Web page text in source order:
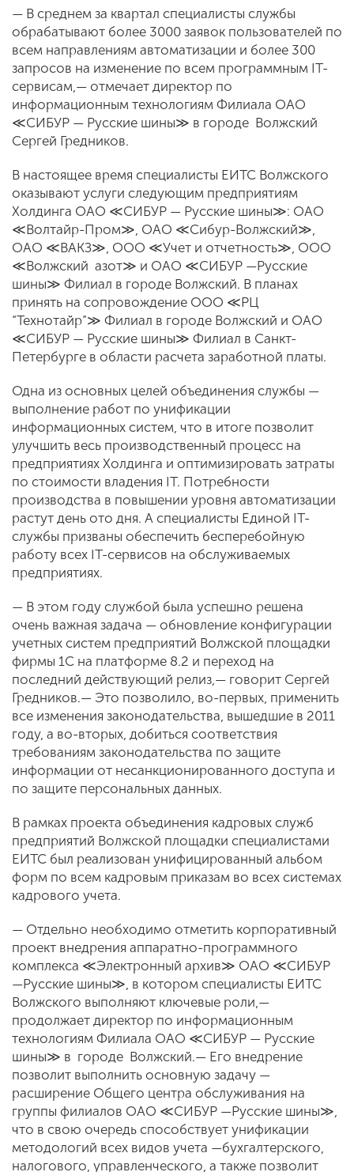
— В среднем за квартал специалисты службы
обрабатывают более 3000 заявок пользователей по
всем направлениям автоматизации и более 300
запросов на изменение по всем программным IT-
сервисам,— отмечает директор по
информационным технологиям Филиала ОАО
≪СИБУР — Русские шины≫ в городе Волжский
Сергей Гредников.
В настоящее время специалисты ЕИТС Волжского
оказывают услуги следующим предприятиям
Холдинга ОАО ≪СИБУР — Русские шины≫: ОАО
≪Волтайр-Пром≫, ОАО ≪Сибур-Волжский≫,
ОАО ≪ВАКЗ≫, ООО ≪Учет и отчетность≫, ООО
≪Волжский азот≫ и ОАО ≪СИБУР —Русские
шины≫ Филиал в городе Волжский. В планах
принять на сопровождение ООО ≪РЦ
“Технотайр”≫ Филиал в городе Волжский и ОАО
≪СИБУР — Русские шины≫ Филиал в Санкт-
Петербурге в области расчета заработной платы.
Одна из основных целей объединения службы —
выполнение работ по унификации
информационных систем, что в итоге позволит
улучшить весь производственный процесс на
предприятиях Холдинга и оптимизировать затраты
по стоимости владения IT. Потребности
производства в повышении уровня автоматизации
растут день ото дня. А специалисты Единой IT-
службы призваны обеспечить бесперебойную
работу всех IT-сервисов на обслуживаемых
предприятиях.
— В этом году службой была успешно решена
очень важная задача — обновление конфигурации
учетных систем предприятий Волжской площадки
фирмы 1С на платформе 8.2 и переход на
последний действующий релиз,— говорит Сергей
Гредников.— Это позволило, во-первых, применить
все изменения законодательства, вышедшие в 2011
году, а во-вторых, добиться соответствия
требованиям законодательства по защите
информации от несанкционированного доступа и
по защите персональных данных.
В рамках проекта объединения кадровых служб
предприятий Волжской площадки специалистами
ЕИТС был реализован унифицированный альбом
форм по всем кадровым приказам во всех системах
кадрового учета.
— Отдельно необходимо отметить корпоративный
проект внедрения аппаратно-программного
комплекса ≪Электронный архив≫ ОАО ≪СИБУР
—Русские шины≫, в котором специалисты ЕИТС
Волжского выполняют ключевые роли,—
продолжает директор по информационным
технологиям Филиала ОАО ≪СИБУР — Русские
шины≫ в городе Волжский.— Его внедрение
позволит выполнить основную задачу —
расширение Общего центра обслуживания на
группы филиалов ОАО ≪СИБУР —Русские шины≫,
что в свою очередь способствует унификации
методологий всех видов учета —бухгалтерского,
налогового, управленческого, а также позволит